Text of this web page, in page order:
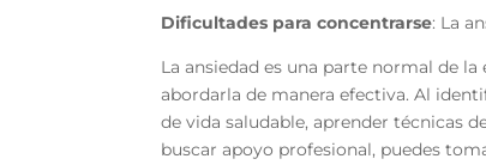
Dificultades para concentrarse: La
La ansiedad es una parte normal de
abordarla de manera efectiva. Al
de vida saludable, aprender técnicas
buscar apoyo profesional, puedes